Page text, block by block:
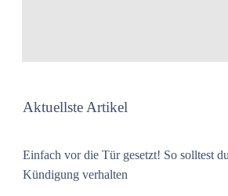
Aktuellste Artikel
Einfach vor die Tür gesetzt! So solltest
Kündigung verhalten